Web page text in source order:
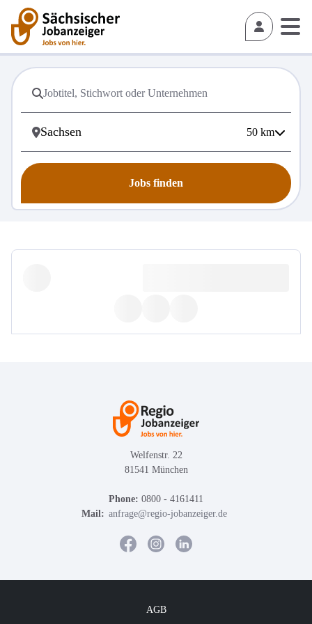
50 km
Jobs finden
Welfenstr. 22
81541 München
Phone: 0800 - 4161411
Mail: anfrage@regio-jobanzeiger.de
AGB